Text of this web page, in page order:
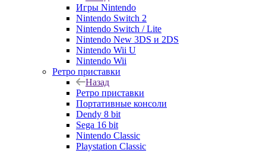
Игры Nintendo
Nintendo Switch 2
Nintendo Switch / Lite
Nintendo New 3DS и 2DS
Nintendo Wii U
Nintendo Wii
Ретро приставки
Назад
Ретро приставки
Портативные консоли
Dendy 8 bit
Sega 16 bit
Nintendo Classic
Playstation Classic